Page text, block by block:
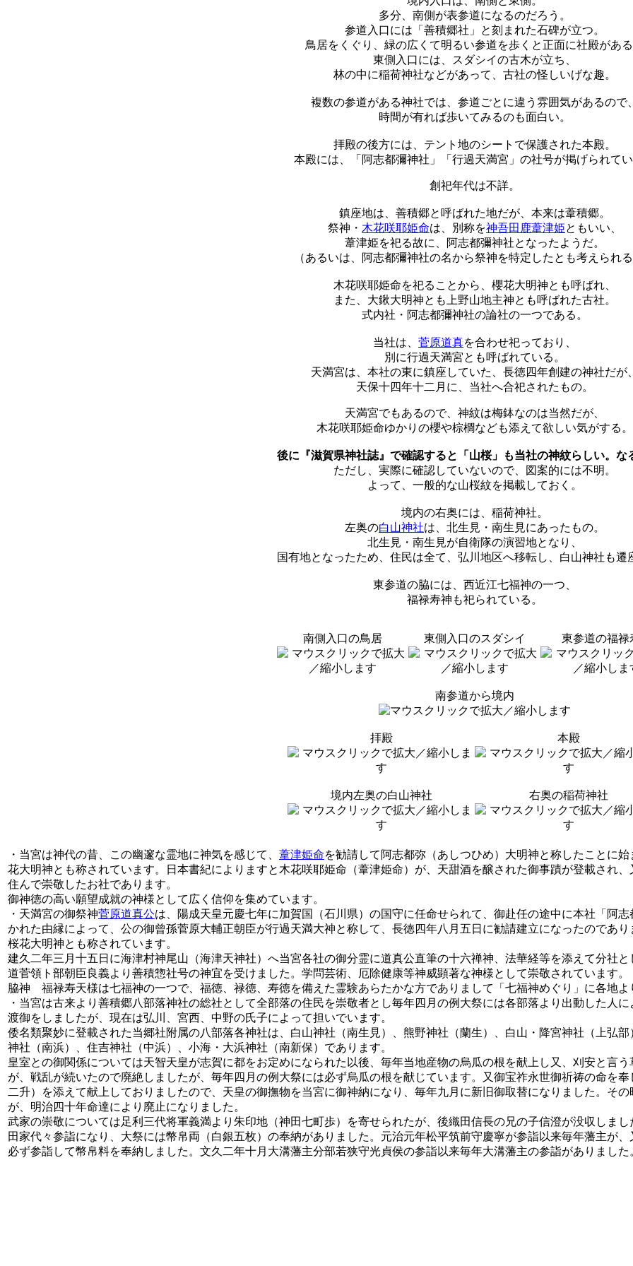
多分、南側が表参道になるのだろう。
参道入口には「善積郷社」と刻まれた石碑が立つ。
鳥居をくぐり、緑の広くて明るい参道を歩くと正面に社殿があ
東側入口には、スダシイの古木が立ち、
林の中に稲荷神社などがあって、古社の怪しいげな趣。
複数の参道がある神社では、参道ごとに違う雰囲気があるので
時間が有れば歩いてみるのも面白い。
拝殿の後方には、テント地のシートで保護された本殿。
本殿には、「阿志都彌神社」「行過天満宮」の社号が掲げられて
創祀年代は不詳。
鎮座地は、善積郷と呼ばれた地だが、本来は葦積郷。
祭神・ 木花咲耶姫命は、別称を神吾田鹿葦津姫ともいい、
葦津姫を祀る故に、阿志都彌神社となったようだ。
（あるいは、阿志都彌神社の名から祭神を特定したとも考えられ
木花咲耶姫命を祀ることから、櫻花大明神とも呼ばれ、
また、大鍬大明神とも上野山地主神とも呼ばれた古社。
式内社・阿志都彌神社の論社の一つである。
当社は、 菅原道真を合わせ祀っており、
別に行過天満宮とも呼ばれている。
天満宮は、本社の東に鎮座していた、長徳四年創建の神社だが
天保十四年十二月に、当社へ合祀されたもの。
天満宮でもあるので、神紋は梅鉢なのは当然だが、
木花咲耶姫命ゆかりの櫻や棕櫚なども添えて欲しい気がする。
後に『滋賀県神社誌』で確認すると「山桜」も当社の神紋らしい。な
ただし、実際に確認していないので、図案的には不明。
よって、一般的な山桜紋を掲載しておく。
境内の右奥には、稲荷神社。
左奥の白山神社は、北生見・南生見にあったもの。
北生見・南生見が自衛隊の演習地となり、
国有地となったため、住民は全て、弘川地区へ移転し、白山神社も遷
東参道の脇には、西近江七福神の一つ、
福禄寿神も祀られている。
南側入口の鳥居 東側入口のスダシイ 東参道の福禄
南参道から境内
拝殿 本殿
境内左奥の白山神社 右奥の稲荷神社
・当宮は神代の昔、この幽邃な霊地に神気を感じて、 葦津姫命を勧請して阿志都弥（あしつひめ）大明神と称したことに
花大明神とも称されています。日本書紀によりますと木花咲耶姫命（葦津姫命）が、天甜酒を醸された御事蹟が登載され
住んで崇敬したお社であります。
御神徳の高い願望成就の神様として広く信仰を集めています。
・天満宮の御祭神菅原道真公は、陽成天皇元慶七年に加賀国（石川県）の国守に任命せられて、御赴任の途中に本社「阿
かれた由縁によって、公の御曾孫菅原大輔正朝臣が行過天満大神と称して、長徳四年八月五日に勧請建立になったのであ
桜花大明神とも称されています。
建久二年三月十五日に海津村神尾山（海津天神社）へ当宮各社の御分霊に道真公直筆の十六禅神、法華経等を添えて分社
道菅領ト部朝臣良義より善積惣社号の神宜を受けました。学問芸術、厄除健康等神威顕著な神様として崇敬されています。
脇神 福禄寿天様は七福神の一つで、福徳、禄徳、寿徳を備えた霊験あらたかな方でありまして「七福神めぐり」に各地よ
・当宮は古来より善積郷八部落神社の総社として全部落の住民を崇敬者とし毎年四月の例大祭には各部落より出動した人
渡御をしましたが、現在は弘川、宮西、中野の氏子によって担いでいます。
倭名類聚妙に登載された当郷社附属の八部落各神社は、白山神社（南生見）、熊野神社（蘭生）、白山・降宮神社（上弘
神社（南浜）、住吉神社（中浜）、小海・大浜神社（南新保）であります。
皇室との御関係については天智天皇が志賀に都をお定めになられた以後、毎年当地産物の烏瓜の根を献上し又、刈安と言
が、戦乱が続いたので廃絶しましたが、毎年四月の例大祭には必ず烏瓜の根を献じています。又御宝祚永世御祈祷の命を
二升）を添えて献上しておりましたので、天皇の御撫物を当宮に御神納になり、毎年九月に新旧御取替になりました。そ
が、明治四十年命達により廃止になりました。
武家の崇敬については足利三代将軍義満より朱印地（神田七町歩）を寄せられたが、後織田信長の兄の子信澄が没収しま
田家代々参詣になり、大祭には幣帛両（白銀五枚）の奉納がありました。元治元年松平筑前守慶寧が参詣以来毎年藩主が
必ず参詣して幣帛料を奉納しました。文久二年十月大溝藩主分部若狭守光貞侯の参詣以来毎年大溝藩主の参詣がありました